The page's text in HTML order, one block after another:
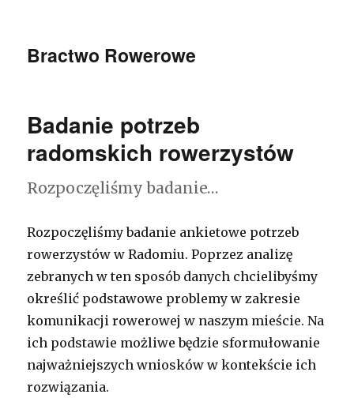
Bractwo Rowerowe
Badanie potrzeb
radomskich rowerzystów
Rozpoczęliśmy badanie…
Rozpoczęliśmy badanie ankietowe potrzeb
rowerzystów w Radomiu. Poprzez analizę
zebranych w ten sposób danych chcielibyśmy
określić podstawowe problemy w zakresie
komunikacji rowerowej w naszym mieście. Na
ich podstawie możliwe będzie sformułowanie
najważniejszych wniosków w kontekście ich
rozwiązania.